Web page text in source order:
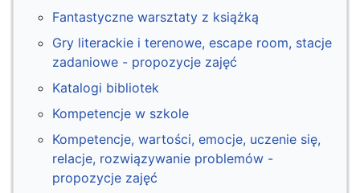
Fantastyczne warsztaty z książką
Gry literackie i terenowe, escape room, stacje
zadaniowe - propozycje zajęć
Katalogi bibliotek
Kompetencje w szkole
Kompetencje, wartości, emocje, uczenie się,
relacje, rozwiązywanie problemów -
propozycje zajęć